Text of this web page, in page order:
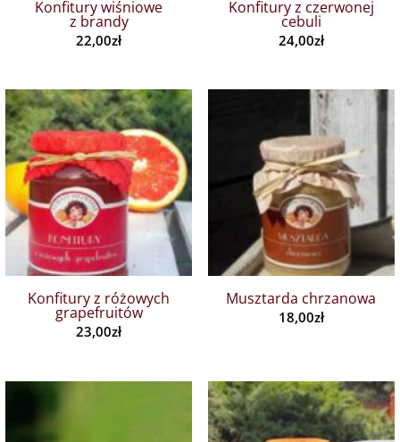
Konfitury wiśniowe
z brandy
22,00zł
Konfitury z czerwonej
cebuli
24,00zł
Konfitury z różowych
grapefruitów
23,00zł
Musztarda chrzanowa
18,00zł